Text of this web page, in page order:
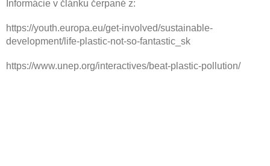
Informácie v článku čerpané z:
https://youth.europa.eu/get-involved/sustainable-
development/life-plastic-not-so-fantastic_sk
https://www.unep.org/interactives/beat-plastic-pollution/